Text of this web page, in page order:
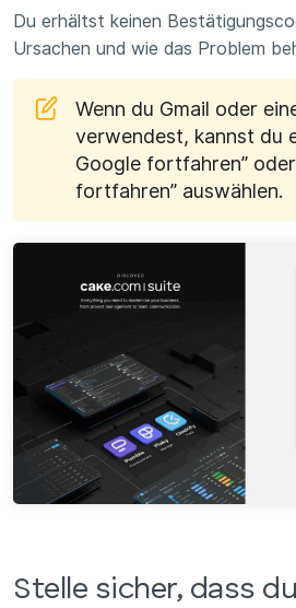
Du erhältst keinen
Ursachen und wie das Problem
Wenn du Gmail oder
verwendest, kannst du
Google fortfahren”
fortfahren” auswählen.
Stelle sicher, dass